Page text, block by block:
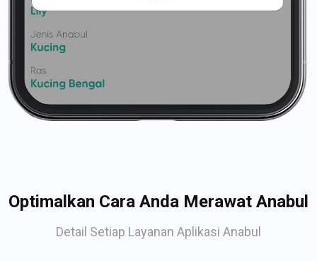
Optimalkan Cara Anda Merawat Anabul
Detail Setiap Layanan Aplikasi Anabul